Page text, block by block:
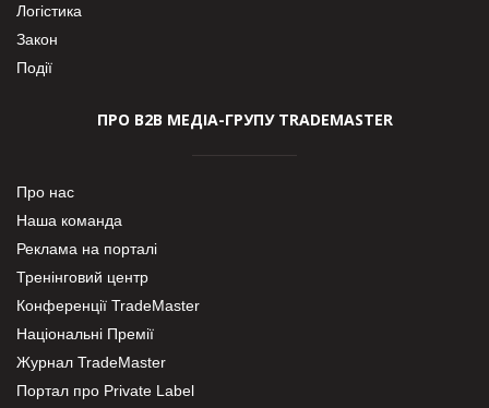
Логістика
Закон
Події
ПРО В2В МЕДІА-ГРУПУ TRADEMASTER
Про нас
Наша команда
Реклама на порталі
Тренінговий центр
Конференції TradeMaster
Національні Премії
Журнал TradeMaster
Портал про Private Label